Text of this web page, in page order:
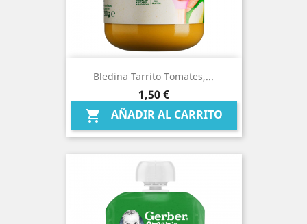
Bledina Tarrito Tomates,...
Precio
1,50 €
 AÑADIR AL CARRITO